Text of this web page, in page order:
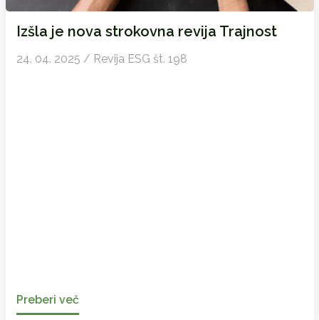
Izšla je nova strokovna revija Trajnost
24. 04. 2025 / Revija ESG št. 198
Preberi več